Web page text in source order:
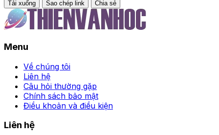
Tải xuống Sao chép link Chia sẻ
Menu
Về chúng tôi
Liên hệ
Câu hỏi thường gặp
Chính sách bảo mật
Điều khoản và điều kiện
Liên hệ